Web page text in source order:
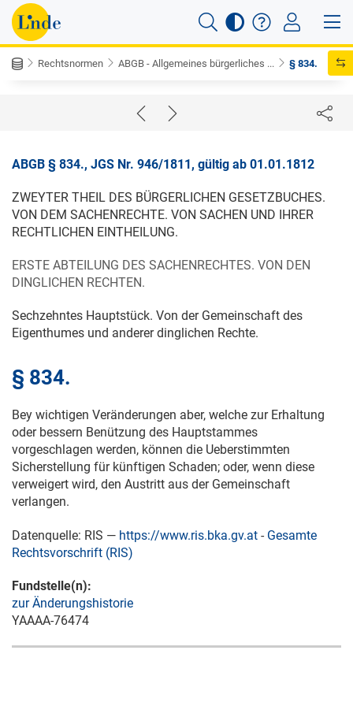
Rechtsnormen ABGB - Allgemeines bürgerliches ... § 834.
ABGB § 834., JGS Nr. 946/1811, gültig ab 01.01.1812
ZWEYTER THEIL DES BÜRGERLICHEN GESETZBUCHES.
VON DEM SACHENRECHTE. VON SACHEN UND IHRER
RECHTLICHEN EINTHEILUNG.
ERSTE ABTEILUNG DES SACHENRECHTES. VON DEN
DINGLICHEN RECHTEN.
Sechzehntes Hauptstück. Von der Gemeinschaft des
Eigenthumes und anderer dinglichen Rechte.
§ 834.
Bey wichtigen Veränderungen aber, welche zur Erhaltung
oder bessern Benützung des Hauptstammes
vorgeschlagen werden, können die Ueberstimmten
Sicherstellung für künftigen Schaden; oder, wenn diese
verweigert wird, den Austritt aus der Gemeinschaft
verlangen.
Datenquelle: RIS — https://www.ris.bka.gv.at - Gesamte
Rechtsvorschrift (RIS)
Fundstelle(n):
zur Änderungshistorie
YAAAA-76474